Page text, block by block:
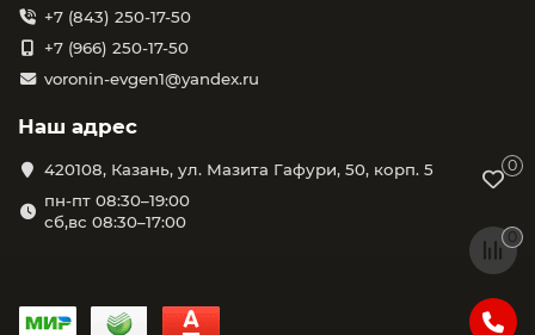
+7 (843) 250-17-50
+7 (966) 250-17-50
voronin-evgen1@yandex.ru
Наш адрес
420108, Казань, ул. Мазита Гафури, 50, корп. 5
пн-пт 08:30–19:00
сб,вс 08:30–17:00
0
0